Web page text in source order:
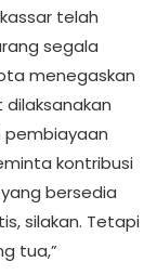
telah
segala
menegaskan
pembiayaan
kontribusi
bersedia
silakan. Tetapi
tua,”